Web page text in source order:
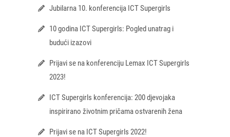
Jubilarna 10. konferencija ICT Supergirls
10 godina ICT Supergirls: Pogled unatrag i
budući izazovi
Prijavi se na konferenciju Lemax ICT Supergirls
2023!
ICT Supergirls konferencija: 200 djevojaka
inspirirano životnim pričama ostvarenih žena
Prijavi se na ICT Supergirls 2022!